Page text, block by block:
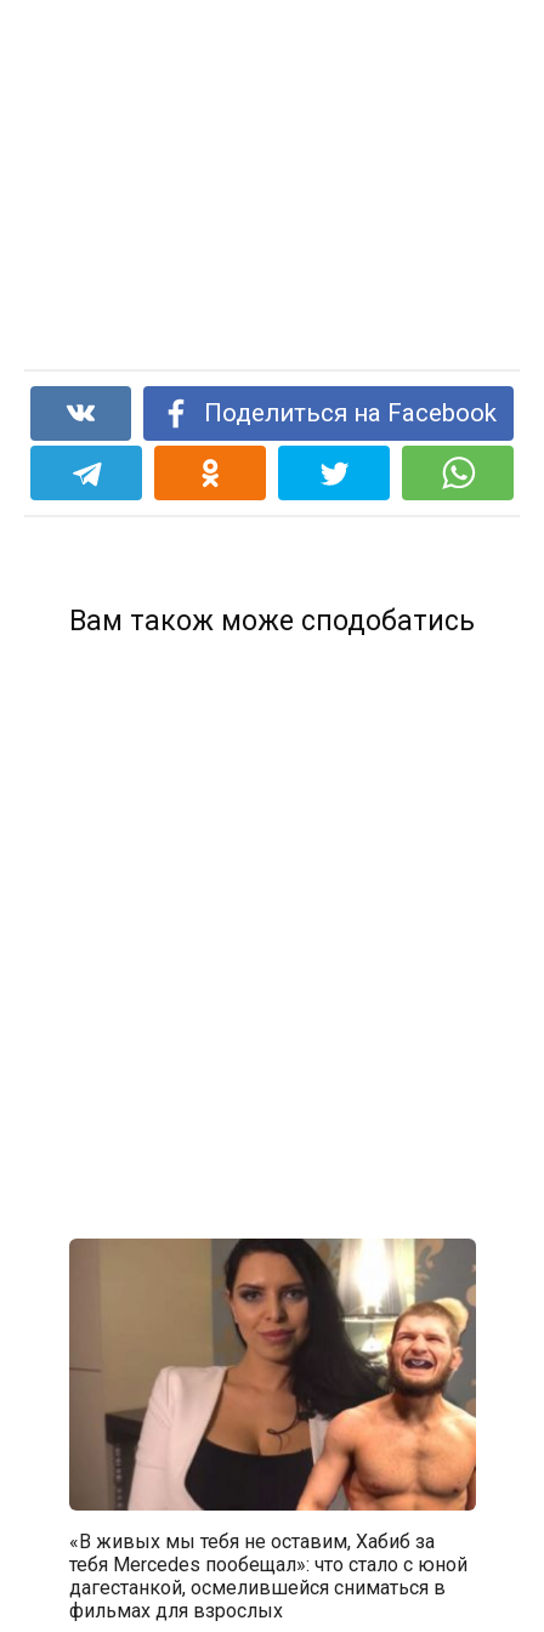
Поделиться на Facebook
Вам також може сподобатись
«В живых мы тебя не оставим, Хабиб за
тебя Mercedes пообещал»: что стало с юной
дагестанкой, осмелившейся сниматься в
фильмах для взрослых